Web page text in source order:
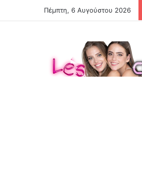
Πέμπτη, 6 Αυγούστου 2026